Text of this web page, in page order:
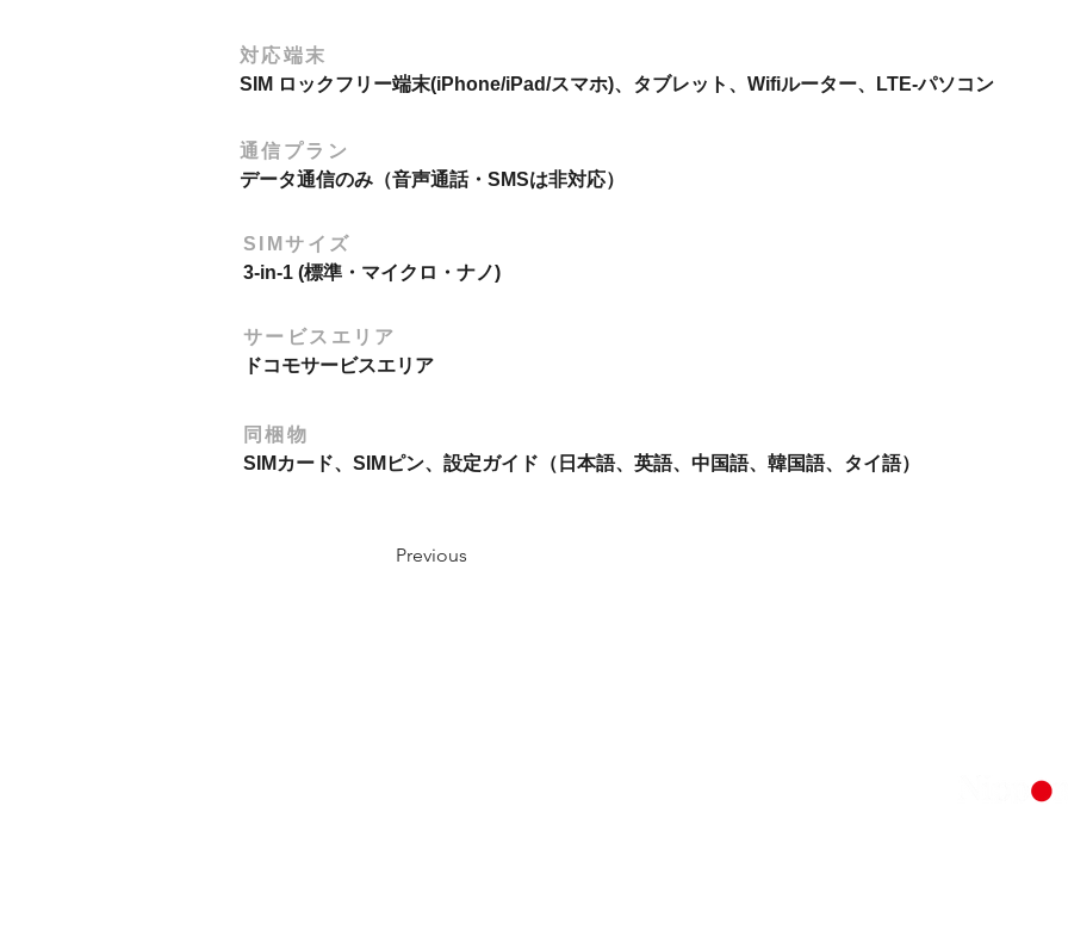
対応端末
SIM ロックフリー端末(iPhone/iPad/スマホ)、タブレット、Wifiルーター、LTE-パソコン
​通信プラン
データ通信のみ（音声通話・SMSは非対応）
SIMサイズ
3-in-1 (標準・マイクロ・ナノ)
サービスエリア
ドコモサービスエリア
同梱物
SIMカード、SIMピン、設定ガイド（日本語、英語、中国語、韓国語、タイ語）
Previous